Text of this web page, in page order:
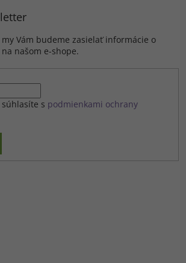
Vám budeme zasielať informácie o
našom e-shope.
s podmienkami ochrany